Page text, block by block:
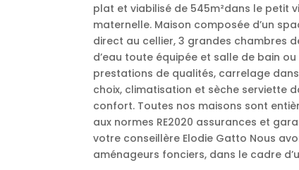
plat et viabilisé de 545m²dans le petit
maternelle. Maison composée d’un
direct au cellier, 3 grandes chambres
d’eau toute équipée et salle de bain
prestations de qualités, carrelage
choix, climatisation et sèche serviette
confort. Toutes nos maisons sont
aux normes RE2020 assurances et
votre conseillère Elodie Gatto Nous
aménageurs fonciers, dans le cadre